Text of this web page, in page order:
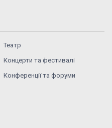
Театр
Концерти та фестивалі
Конференції та форуми